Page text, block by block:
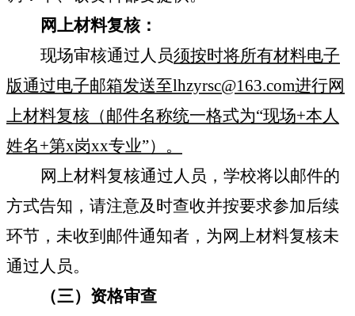
网上材料复核：
现场审核通过人员须按时将所有材料电子
版通过电子邮箱发送至lhzyrsc@163.com进行网
上材料复核（邮件名称统一格式为“现场+本人
姓名+第x岗xx专业”）。
网上材料复核通过人员，学校将以邮件的
方式告知，请注意及时查收并按要求参加后续
环节，未收到邮件通知者，为网上材料复核未
通过人员。
（三）资格审查